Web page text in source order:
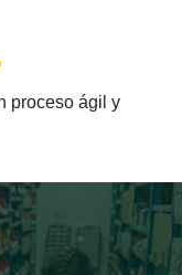
proceso ágil y